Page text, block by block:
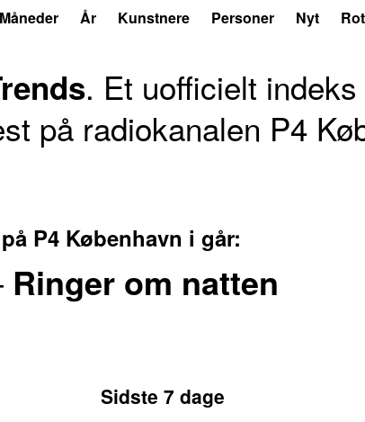
Måneder År Kunstnere Personer Nyt
. Et uofficielt
på radiokanalen P4
P4 København i går:
Ringer om natten
Sidste 7 dage